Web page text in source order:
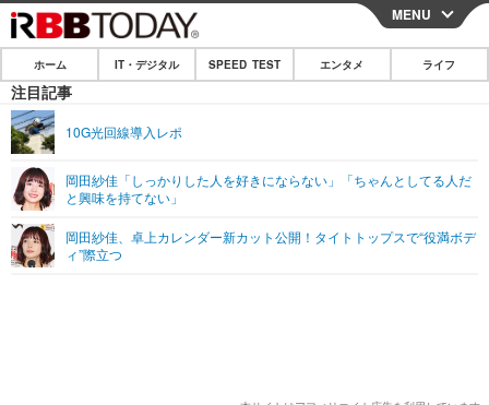
CLOSE
ホーム
IT・デジタル
ネタ
ショッピング その他
SPEED TEST
エンタメ
エンタメTOP
ライフ
MENU
ホーム IT・デジタル SPEED TEST エンタメ ライフ
注目記事
10G光回線導入レポ
岡田紗佳「しっかりした人を好きにならない」「ちゃんとしてる人だ
と興味を持てない」
岡田紗佳、卓上カレンダー新カット公開！タイトトップスで“役満ボデ
ィ”際立つ